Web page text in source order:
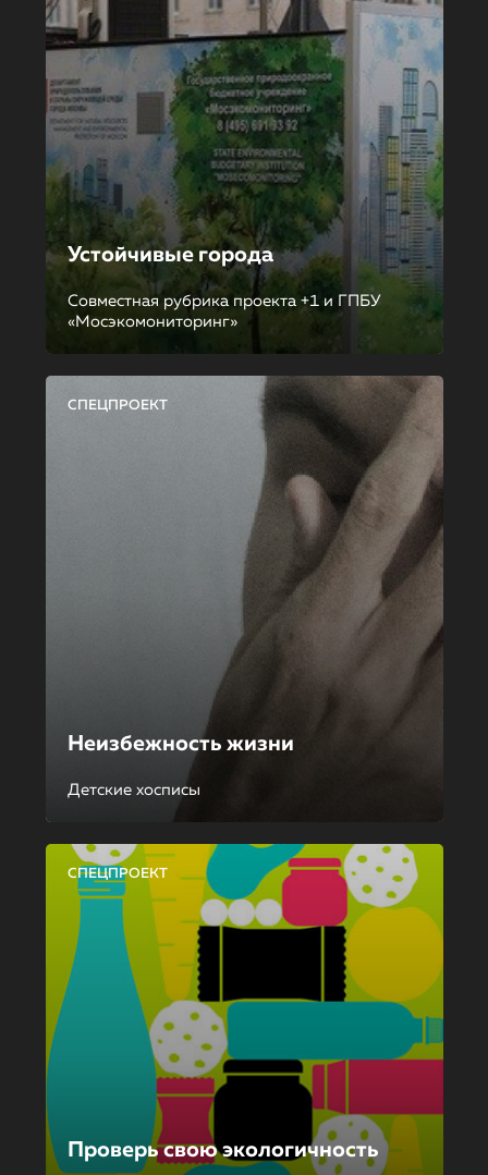
Устойчивые города
Совместная рубрика проекта +1 и ГПБУ
«Мосэкомониторинг»
СПЕЦПРОЕКТ
Неизбежность жизни
Детские хосписы
СПЕЦПРОЕКТ
Проверь свою экологичность